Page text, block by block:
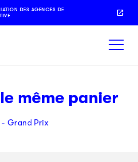
DES AGENCES DE
même panier
Grand Prix